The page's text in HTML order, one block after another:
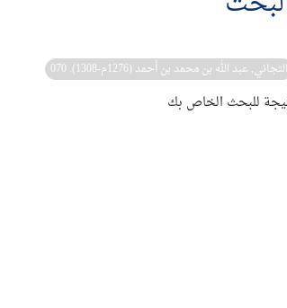
التجاني, عبد الله بن محمد بن أحمد (1276م-1308). 070
للبحث الخاص بك